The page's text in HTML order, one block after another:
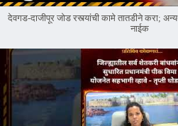
देवगड-दाजीपूर जोड रस्त्यांची कामे तातडीने करा;
नाईक